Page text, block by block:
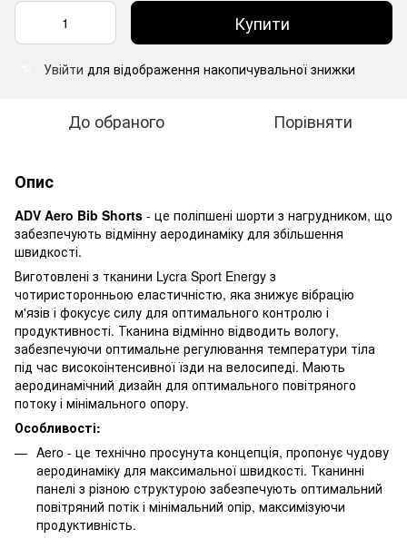
Купити
Увійти для відображення накопичувальної знижки
До обраного Порівняти
Опис
ADV Aero Bib Shorts - це поліпшені шорти з нагрудником, що
забезпечують відмінну аеродинаміку для збільшення
швидкості.
Виготовлені з тканини Lycra Sport Energy з
чотиристоронньою еластичністю, яка знижує вібрацію
м'язів і фокусує силу для оптимального контролю і
продуктивності. Тканина відмінно відводить вологу,
забезпечуючи оптимальне регулювання температури тіла
під час високоінтенсивної їзди на велосипеді. Мають
аеродинамічний дизайн для оптимального повітряного
потоку і мінімального опору.
Особливості:
Aero - це технічно просунута концепція, пропонує чудову
аеродинаміку для максимальної швидкості. Тканинні
панелі з різною структурою забезпечують оптимальний
повітряний потік і мінімальний опір, максимізуючи
продуктивність.